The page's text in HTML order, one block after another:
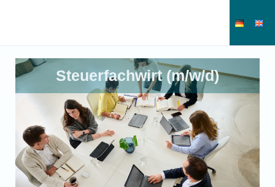
Steuerfachwirt (m/w/d)